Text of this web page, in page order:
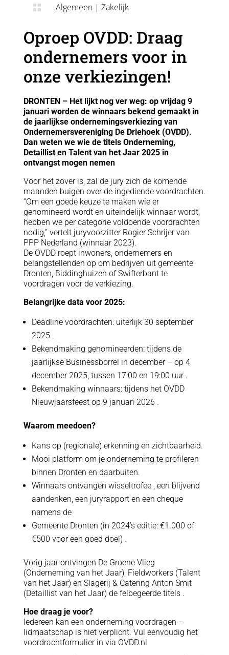
 Algemeen | Zakelijk
Oproep OVDD: Draag
ondernemers voor in
onze verkiezingen!
DRONTEN – Het lijkt nog ver weg: op vrijdag 9
januari worden de winnaars bekend gemaakt in
de jaarlijkse ondernemingsverkiezing van
Ondernemersvereniging De Driehoek (OVDD).
Dan weten we wie de titels Onderneming,
Detaillist en Talent van het Jaar 2025 in
ontvangst mogen nemen
Voor het zover is, zal de jury zich de komende
maanden buigen over de ingediende voordrachten.
“Om een goede keuze te maken wie er
genomineerd wordt en uiteindelijk winnaar wordt,
hebben we per categorie voldoende voordrachten
nodig,” vertelt juryvoorzitter Rogier Schrijer van
PPP Nederland (winnaar 2023).
De OVDD roept inwoners, ondernemers en
belangstellenden op om bedrijven uit gemeente
Dronten, Biddinghuizen of Swifterbant te
voordragen voor de verkiezing.
Belangrijke data voor 2025:
Deadline voordrachten: uiterlijk 30 september
2025 .
Bekendmaking genomineerden: tijdens de
jaarlijkse Businessborrel in december – op 4
december 2025, tussen 17:00 en 19:00 uur .
Bekendmaking winnaars: tijdens het OVDD
Nieuwjaarsfeest op 9 januari 2026 .
Waarom meedoen?
Kans op (regionale) erkenning en zichtbaarheid.
Mooi platform om je onderneming te profileren
binnen Dronten en daarbuiten.
Winnaars ontvangen wisseltrofee , een blijvend
aandenken, een juryrapport en een cheque
namens de
Gemeente Dronten (in 2024’s editie: €1.000 of
€500 voor een goed doel) .
Vorig jaar ontvingen De Groene Vlieg
(Onderneming van het Jaar), Fieldworkers (Talent
van het Jaar) en Slagerij & Catering Anton Smit
(Detaillist van het Jaar) de felbegeerde titels .
Hoe draag je voor?
Iedereen kan een onderneming voordragen –
lidmaatschap is niet verplicht. Vul eenvoudig het
voordrachtformulier in via OVDD.nl